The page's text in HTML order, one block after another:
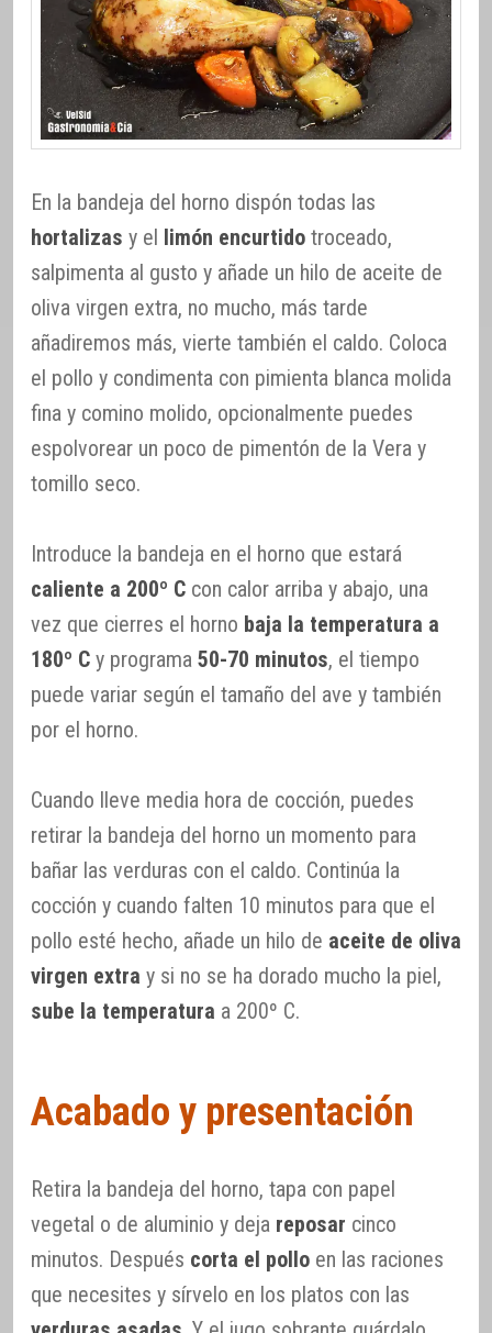
En la bandeja del horno dispón todas las
hortalizas y el limón encurtido troceado,
salpimenta al gusto y añade un hilo de aceite de
oliva virgen extra, no mucho, más tarde
añadiremos más, vierte también el caldo. Coloca
el pollo y condimenta con pimienta blanca molida
fina y comino molido, opcionalmente puedes
espolvorear un poco de pimentón de la Vera y
tomillo seco.
Introduce la bandeja en el horno que estará
caliente a 200º C con calor arriba y abajo, una
vez que cierres el horno baja la temperatura a
180º C y programa 50-70 minutos, el tiempo
puede variar según el tamaño del ave y también
por el horno.
Cuando lleve media hora de cocción, puedes
retirar la bandeja del horno un momento para
bañar las verduras con el caldo. Continúa la
cocción y cuando falten 10 minutos para que el
pollo esté hecho, añade un hilo de aceite de oliva
virgen extra y si no se ha dorado mucho la piel,
sube la temperatura a 200º C.
Acabado y presentación
Retira la bandeja del horno, tapa con papel
vegetal o de aluminio y deja reposar cinco
minutos. Después corta el pollo en las raciones
que necesites y sírvelo en los platos con las